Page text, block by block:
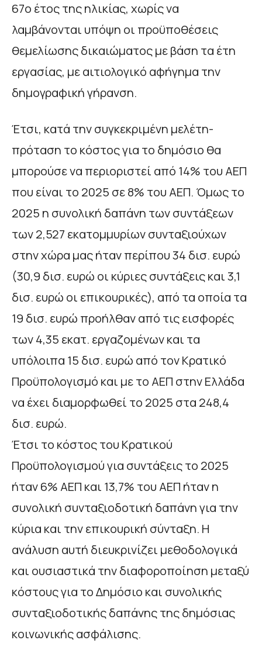
67ο έτος της ηλικίας, χωρίς να
λαμβάνονται υπόψη οι προϋποθέσεις
θεμελίωσης δικαιώματος με βάση τα έτη
εργασίας, με αιτιολογικό αφήγημα την
δημογραφική γήρανση.
Έτσι, κατά την συγκεκριμένη μελέτη-
πρόταση το κόστος για το δημόσιο θα
μπορούσε να περιοριστεί από 14% του ΑΕΠ
που είναι το 2025 σε 8% του ΑΕΠ. Όμως το
2025 η συνολική δαπάνη των συντάξεων
των 2,527 εκατομμυρίων συνταξιούχων
στην χώρα μας ήταν περίπου 34 δισ. ευρώ
(30,9 δισ. ευρώ οι κύριες συντάξεις και 3,1
δισ. ευρώ οι επικουρικές), από τα οποία τα
19 δισ. ευρώ προήλθαν από τις εισφορές
των 4,35 εκατ. εργαζομένων και τα
υπόλοιπα 15 δισ. ευρώ από τον Κρατικό
Προϋπολογισμό και με το ΑΕΠ στην Ελλάδα
να έχει διαμορφωθεί το 2025 στα 248,4
δισ. ευρώ.
Έτσι το κόστος του Κρατικού
Προϋπολογισμού για συντάξεις το 2025
ήταν 6% ΑΕΠ και 13,7% του ΑΕΠ ήταν η
συνολική συνταξιοδοτική δαπάνη για την
κύρια και την επικουρική σύνταξη. Η
ανάλυση αυτή διευκρινίζει μεθοδολογικά
και ουσιαστικά την διαφοροποίηση μεταξύ
κόστους για το Δημόσιο και συνολικής
συνταξιοδοτικής δαπάνης της δημόσιας
κοινωνικής ασφάλισης.